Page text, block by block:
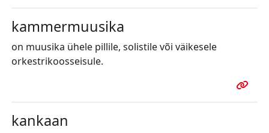
kammermuusika
on muusika ühele pillile, solistile või väikesele
orkestrikoosseisule.
kankaan